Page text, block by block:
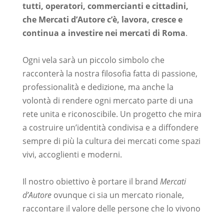
tutti, operatori, commercianti e cittadini,
che Mercati d’Autore c’è, lavora, cresce e
continua a investire nei mercati di Roma.
Ogni vela sarà un piccolo simbolo che
racconterà la nostra filosofia fatta di passione,
professionalità e dedizione, ma anche la
volontà di rendere ogni mercato parte di una
rete unita e riconoscibile. Un progetto che mira
a costruire un’identità condivisa e a diffondere
sempre di più la cultura dei mercati come spazi
vivi, accoglienti e moderni.
Il nostro obiettivo è portare il brand Mercati
d’Autoreovunque ci sia un mercato rionale,
raccontare il valore delle persone che lo vivono